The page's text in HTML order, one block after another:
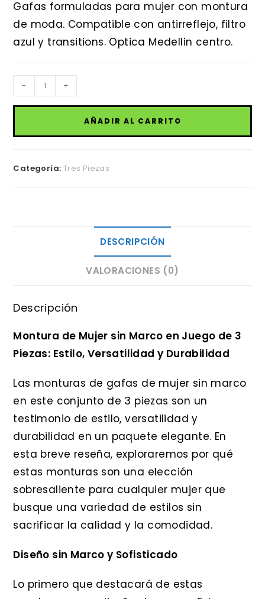
Gafas formuladas para mujer con montura
de moda. Compatible con antirreflejo, filtro
azul y transitions. Optica Medellin centro.
Montura
de
Mujer
Marco
piezas
- +
AÑADIR AL CARRITO
Categoría: Tres Piezas
DESCRIPCIÓN
VALORACIONES (0)
Descripción
Montura de Mujer sin Marco en Juego de 3
Piezas: Estilo, Versatilidad y Durabilidad
Las monturas de gafas de mujer sin marco
en este conjunto de 3 piezas son un
testimonio de estilo, versatilidad y
durabilidad en un paquete elegante. En
esta breve reseña, exploraremos por qué
estas monturas son una elección
sobresaliente para cualquier mujer que
busque una variedad de estilos sin
sacrificar la calidad y la comodidad.
Diseño sin Marco y Sofisticado
Lo primero que destacará de estas